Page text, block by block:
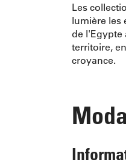
Les
lumière les
de
territoire,
croyance.